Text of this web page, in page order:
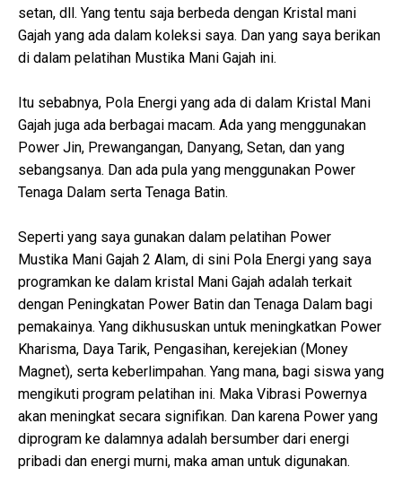
setan, dll. Yang tentu saja berbeda dengan Kristal mani
Gajah yang ada dalam koleksi saya. Dan yang saya berikan
di dalam pelatihan Mustika Mani Gajah ini.
Itu sebabnya, Pola Energi yang ada di dalam Kristal Mani
Gajah juga ada berbagai macam. Ada yang menggunakan
Power Jin, Prewangangan, Danyang, Setan, dan yang
sebangsanya. Dan ada pula yang menggunakan Power
Tenaga Dalam serta Tenaga Batin.
Seperti yang saya gunakan dalam pelatihan Power
Mustika Mani Gajah 2 Alam, di sini Pola Energi yang saya
programkan ke dalam kristal Mani Gajah adalah terkait
dengan Peningkatan Power Batin dan Tenaga Dalam bagi
pemakainya. Yang dikhususkan untuk meningkatkan Power
Kharisma, Daya Tarik, Pengasihan, kerejekian (Money
Magnet), serta keberlimpahan. Yang mana, bagi siswa yang
mengikuti program pelatihan ini. Maka Vibrasi Powernya
akan meningkat secara signifikan. Dan karena Power yang
diprogram ke dalamnya adalah bersumber dari energi
pribadi dan energi murni, maka aman untuk digunakan.